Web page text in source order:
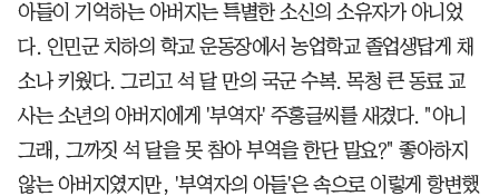
아들이 기억하는 아버지는 특별한 소신의 소유자가 아니었
다. 인민군 치하의 학교 운동장에서 농업학교 졸업생답게 채
소나 키웠다. 그리고 석 달 만의 국군 수복. 목청 큰 동료 교
사는 소년의 아버지에게 '부역자' 주홍글씨를 새겼다. "아니
그래, 그까짓 석 달을 못 참아 부역을 한단 말요?" 좋아하지
않는 아버지였지만, '부역자의 아들'은 속으로 이렇게 항변했